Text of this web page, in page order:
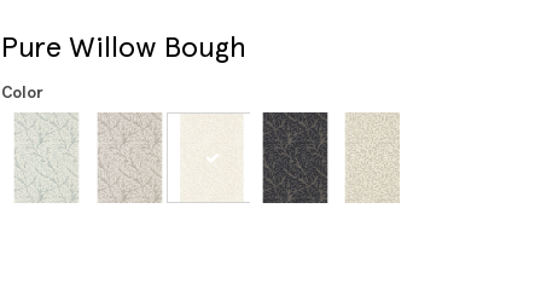
Pure Willow Bough
Color